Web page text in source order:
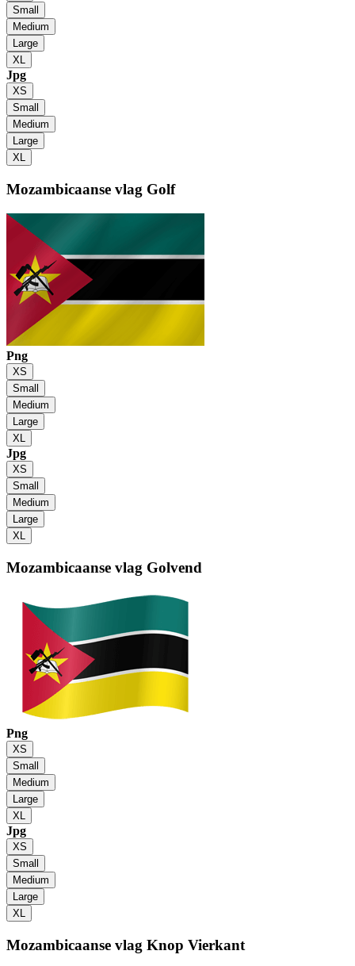
Small
Medium
Large
XL
Jpg
XS
Small
Medium
Large
XL
Mozambicaanse vlag Golf
Png
XS
Small
Medium
Large
XL
Jpg
XS
Small
Medium
Large
XL
Mozambicaanse vlag Golvend
Png
XS
Small
Medium
Large
XL
Jpg
XS
Small
Medium
Large
XL
Mozambicaanse vlag Knop Vierkant